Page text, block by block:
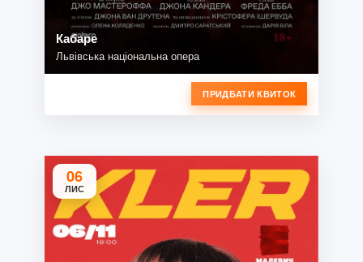
Кабаре
Львівська національна опера
ПРИДБАТИ КВИТОК
06
ЛИС